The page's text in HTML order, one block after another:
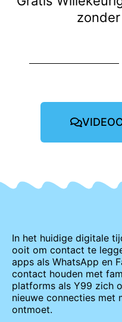
In het huidige digitale
ooit om contact te
apps als WhatsApp en
contact houden met
platforms als Y99 zich
nieuwe connecties met
ontmoet.